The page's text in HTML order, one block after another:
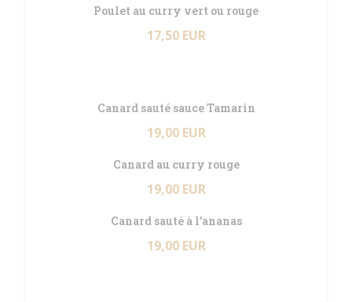
Poulet au curry vert ou rouge
17,50 EUR
Canard sauté sauce Tamarin
19,00 EUR
Canard au curry rouge
19,00 EUR
Canard sauté à l’ananas
19,00 EUR